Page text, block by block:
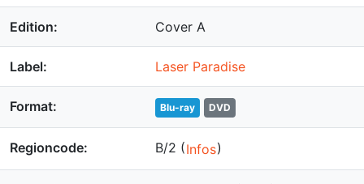
Edition: Cover A
Label: Laser Paradise
Format: Blu-ray DVD
Regioncode: B/2 (Infos)